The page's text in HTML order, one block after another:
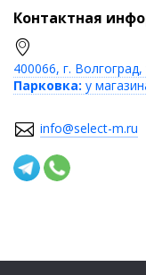
Контактная
400066, г.
Парковка: у
info@select-m.ru